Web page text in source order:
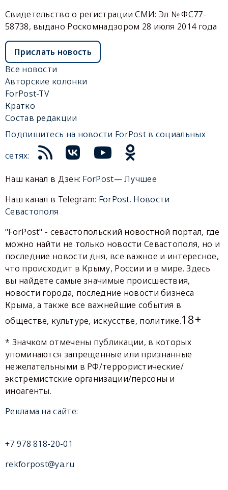
Свидетельство о регистрации СМИ: Эл № ФС77-
58738, выдано Роскомнадзором 28 июля 2014 года
Прислать новость
Все новости
Авторские колонки
ForPost-TV
Кратко
Состав редакции
Подпишитесь на новости ForPost в социальных
сетях:
Наш канал в Дзен: ForPost— Лучшее
Наш канал в Telegram: ForPost. Новости
Севастополя
"ForPost" - севастопольский новостной портал, где
можно найти не только новости Севастополя, но и
последние новости дня, все важное и интересное,
что происходит в Крыму, России и в мире. Здесь
вы найдете самые значимые происшествия,
новости города, последние новости бизнеса
Крыма, а также все важнейшие события в
обществе, культуре, искусстве, политике.18+
* Значком отмечены публикации, в которых
упоминаются запрещенные или признанные
нежелательными в РФ/террористические/
экстремистские организации/персоны и
иноагенты.
Реклама на сайте:
+7 978 818-20-01
rekforpost@ya.ru